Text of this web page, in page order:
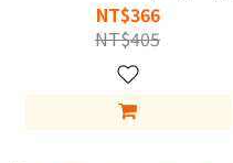
NT$366
NT$405